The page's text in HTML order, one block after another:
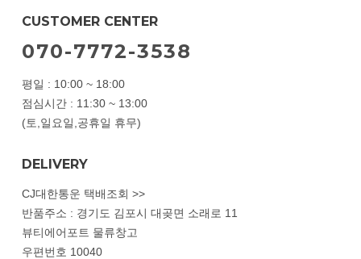
CUSTOMER CENTER
070-7772-3538
평일 : 10:00 ~ 18:00
점심시간 : 11:30 ~ 13:00
(토,일요일,공휴일 휴무)
DELIVERY
CJ대한통운 택배조회 >>
반품주소 : 경기도 김포시 대곶면 소래로 11
뷰티에어포트 물류창고
우편번호 10040